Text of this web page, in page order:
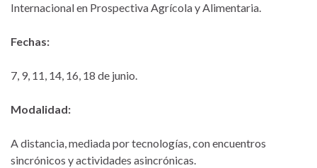
Internacional en Prospectiva Agrícola y Alimentaria.
Fechas:
7, 9, 11, 14, 16, 18 de junio.
Modalidad:
A distancia, mediada por tecnologías, con encuentros
sincrónicos y actividades asincrónicas.